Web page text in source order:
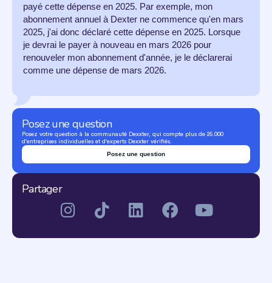
payé cette dépense en 2025. Par exemple, mon
abonnement annuel à Dexter ne commence qu'en mars
2025, j'ai donc déclaré cette dépense en 2025. Lorsque
je devrai le payer à nouveau en mars 2026 pour
renouveler mon abonnement d'année, je le déclarerai
comme une dépense de mars 2026.
Posez une question
Posez votre question à la communauté Dexxter, qui compte plus de 25.000
d'entreprises individuelles et d'experts Dexxter vérifiés.
Posez une question
Partager